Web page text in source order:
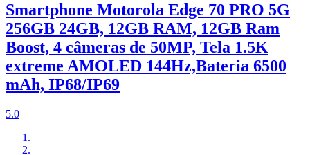
Smartphone Motorola Edge 70 PRO 5G
256GB 24GB, 12GB RAM, 12GB Ram
Boost, 4 câmeras de 50MP, Tela 1.5K
extreme AMOLED 144Hz,Bateria 6500
mAh, IP68/IP69
5.0